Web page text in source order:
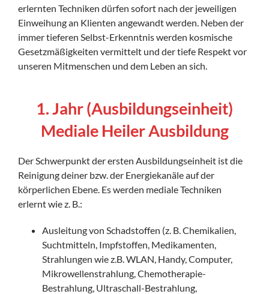
erlernten Techniken dürfen sofort nach der jeweiligen
Einweihung an Klienten angewandt werden. Neben der
immer tieferen Selbst-Erkenntnis werden kosmische
Gesetzmäßigkeiten vermittelt und der tiefe Respekt vor
unseren Mitmenschen und dem Leben an sich.
1. Jahr (Ausbildungseinheit)
Mediale Heiler Ausbildung
Der Schwerpunkt der ersten Ausbildungseinheit ist die
Reinigung deiner bzw. der Energiekanäle auf der
körperlichen Ebene. Es werden mediale Techniken
erlernt wie z. B.:
Ausleitung von Schadstoffen (z. B. Chemikalien,
Suchtmitteln, Impfstoffen, Medikamenten,
Strahlungen wie z.B. WLAN, Handy, Computer,
Mikrowellenstrahlung, Chemotherapie-
Bestrahlung, Ultraschall-Bestrahlung,